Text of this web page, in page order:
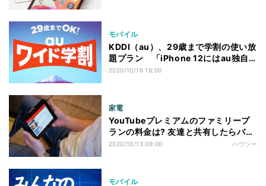
モバイル
KDDI（au）、29歳まで学割の使い放
題プラン 「iPhone 12にはau独自
の仕掛けも」
2020/10/16 18:00
家電
YouTubeプレミアムのファミリープ
ランの料金は? 友達と共有したらバレ
る?
2020/10/13 09:00 ハウツー
モバイル